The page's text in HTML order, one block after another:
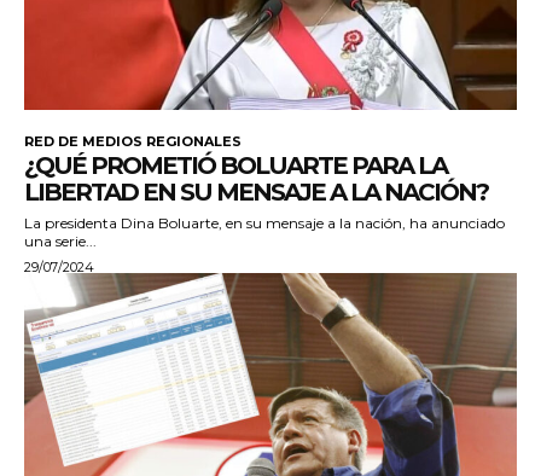
RED DE MEDIOS REGIONALES
¿QUÉ PROMETIÓ BOLUARTE PARA LA
LIBERTAD EN SU MENSAJE A LA NACIÓN?
La presidenta Dina Boluarte, en su mensaje a la nación, ha anunciado
una serie...
29/07/2024